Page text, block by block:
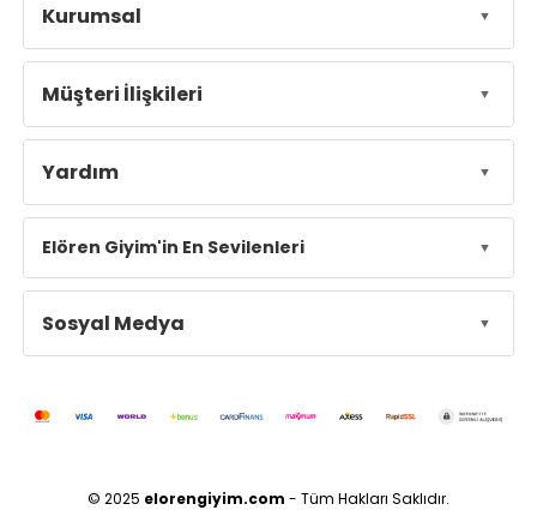
Kurumsal
Müşteri İlişkileri
Yardım
Elören Giyim'in En Sevilenleri
Sosyal Medya
© 2025 elorengiyim.com - Tüm Hakları Saklıdır.